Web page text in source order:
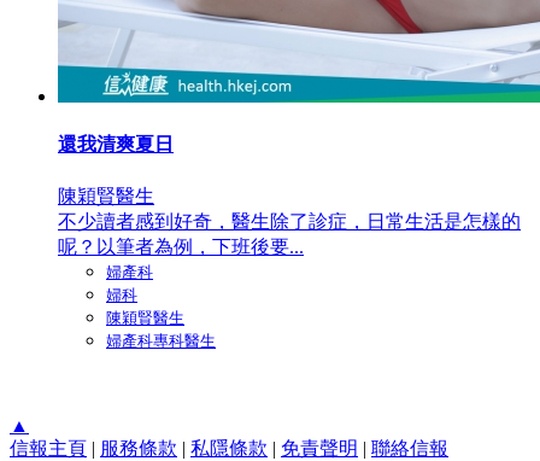
還我清爽夏日
陳穎賢醫生
不少讀者感到好奇，醫生除了診症，日常生活是怎樣的
呢？以筆者為例，下班後要...
婦產科
婦科
陳穎賢醫生
婦產科專科醫生
▲
信報主頁 | 服務條款 | 私隱條款 | 免責聲明 | 聯絡信報